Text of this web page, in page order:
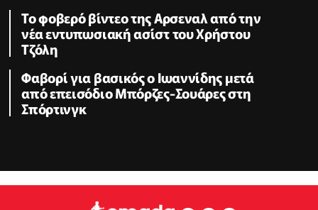
Το φοβερό βίντεο της Αρσεναλ από την
νέα εντυπωσιακή ασίστ του Χρήστου
Τζόλη
Φαβορί για βασικός ο Ιωαννίδης μετά
από επεισόδιο Μπόρζες-Σουάρες στη
Σπόρτινγκ